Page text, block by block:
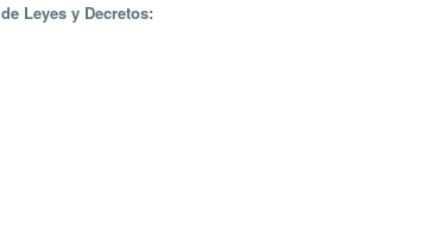
Leyes y Decretos: